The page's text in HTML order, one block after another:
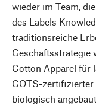
wieder im Team,
des Labels
traditionsreiche
Geschäftsstrategie
Cotton Apparel für
GOTS-
biologisch